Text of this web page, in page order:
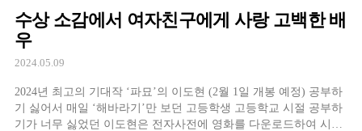
주목을 받은 것은 그녀의 탄탄한
수상 소감에서 여자친구에게 사랑 고백한 배
우
2024.05.09
2024년 최고의 기대작 ‘파묘’의 이도현 (2월 1일 개봉 예정) 공부하
기 싫어서 매일 ‘해바라기’만 보던 고등학생 고등학교 시절 공부하
기가 너무 싫었던 이도현은 전자사전에 영화를 다운로드하여 시간